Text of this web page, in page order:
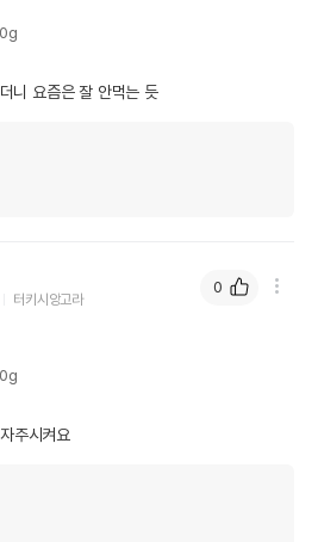
니 요즘은 잘 안먹는 듯
터키시앙고라
주시켜요
0